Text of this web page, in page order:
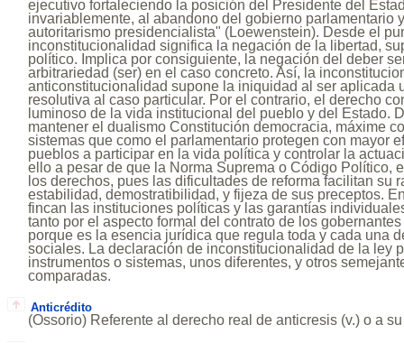
ejecutivo fortaleciendo la posición del Presidente del
invariablemente, al abandono del gobierno parlamentario
autoritarismo presidencialista" (Loewenstein). Desde el
inconstitucionalidad significa la negación de la libertad,
político. Implica por consiguiente, la negación del deber
arbitrariedad (ser) en el caso concreto. Así, la
anticonstitucionalidad supone la iniquidad al ser aplicada
resolutiva al caso particular. Por el contrario, el derecho
luminoso de la vida institucional del pueblo y del Estado.
mantener el dualismo Constitución democracia, máxime
sistemas que como el parlamentario protegen con mayor
pueblos a participar en la vida política y controlar la
ello a pesar de que la Norma Suprema o Código Político,
los derechos, pues las dificultades de reforma facilitan su
estabilidad, demostratibilidad, y fijeza de sus preceptos.
fincan las instituciones políticas y las garantías
tanto por el aspecto formal del contrato de los
porque es la esencia jurídica que regula toda y cada una
sociales. La declaración de inconstitucionalidad de la ley
instrumentos o sistemas, unos diferentes, y otros
comparadas.
Anticrédito
(Ossorio) Referente al derecho real de anticresis (v.) o a